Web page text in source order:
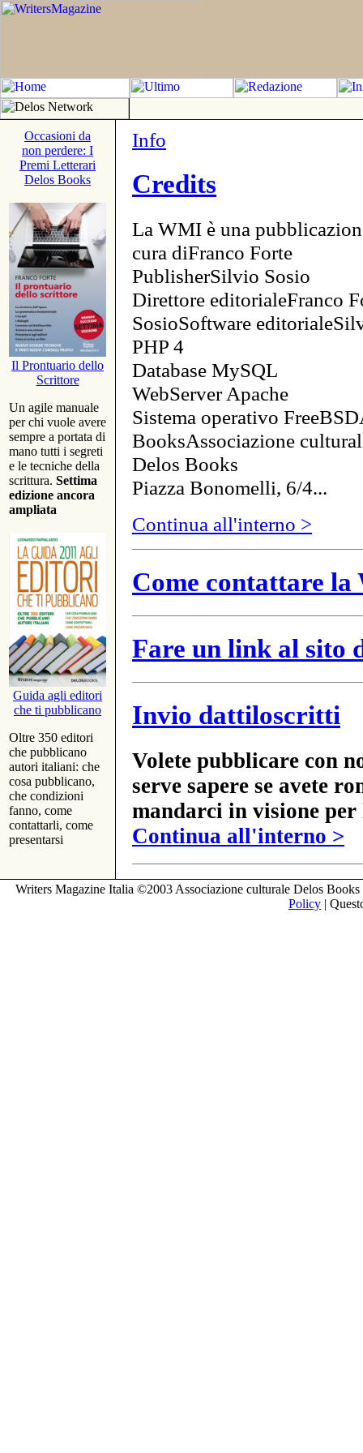
Occasioni da
non perdere: I
Premi Letterari
Delos Books
Il Prontuario dello
Scrittore
Un agile manuale
per chi vuole avere
sempre a portata di
mano tutti i segreti
e le tecniche della
scrittura. Settima
edizione ancora
ampliata
Guida agli editori
che ti pubblicano
Oltre 350 editori
che pubblicano
autori italiani: che
cosa pubblicano,
che condizioni
fanno, come
contattarli, come
presentarsi
Info
Credits
La WMI è una
cura diFranco Forte
PublisherSilvio Sosio
Direttore editorialeFranco
SosioSoftware
PHP 4
Database MySQL
WebServer Apache
Sistema operativo
BooksAssociazione
Delos Books
Piazza Bonomelli, 6/4...
Continua all'interno >
Come contattare
Fare un link al sito
Invio dattiloscritti
Volete pubblicare con
serve sapere se avete
mandarci in visione
Continua all'interno >
Writers Magazine Italia ©2003 Associazione culturale Delos
Policy |